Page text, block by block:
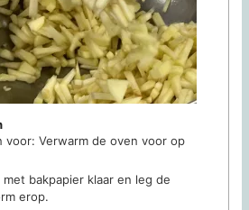
voor: Verwarm de oven voor op
bakpapier klaar en leg de
erop.